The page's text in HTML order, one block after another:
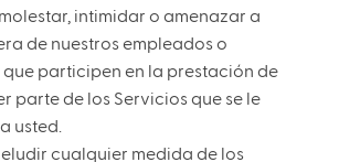
intimidar o amenazar a
de nuestros empleados o
que participen en la prestación de
parte de los Servicios que se le
usted.
eludir cualquier medida de los